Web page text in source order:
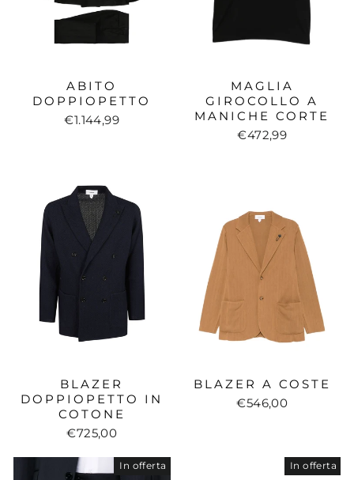
ABITO
DOPPIOPETTO
€1.144,99
MAGLIA
GIROCOLLO A
MANICHE CORTE
€472,99
BLAZER
DOPPIOPETTO IN
COTONE
€725,00
BLAZER A COSTE
€546,00
In offerta In offerta